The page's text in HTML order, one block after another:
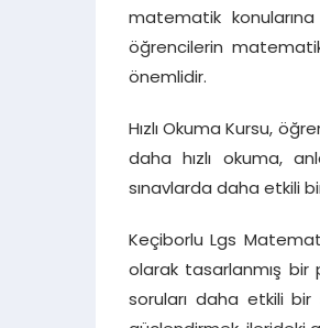
matematik
öğrencilerin
önemlidir.
Hızlı Okuma Kursu,
daha hızlı okuma,
sınavlarda daha etkili
Keçiborlu Lgs
olarak tasarlanmış bir
soruları daha etkili